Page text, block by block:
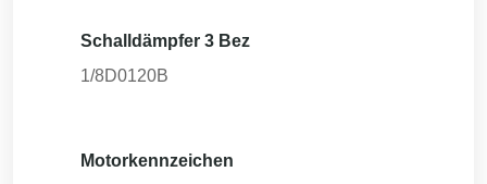
Schalldämpfer 3 Bez
1/8D0120B
Motorkennzeichen